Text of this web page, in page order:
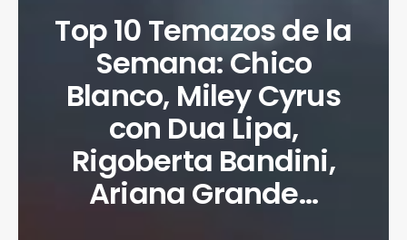
Top 10 Temazos de la
Semana: Chico
Blanco, Miley Cyrus
con Dua Lipa,
Rigoberta Bandini,
Ariana Grande…